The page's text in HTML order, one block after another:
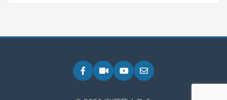
Facebook
ZoomYouTube
Email